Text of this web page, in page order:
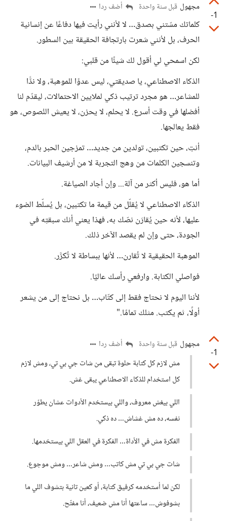
-1
مجهول قبل سنة واحدة أضف ردا
كلماتك مسّتني بصدق… لا لأنني رأيت فيها دفاعًا عن إنسانية
الحرف، بل لأنني شعرت بارتجافة الحقيقة بين السطور.
لكن اسمحي لي أقول لك شيئًا من قلبي:
الذكاء الاصطناعي، يا صديقتي، ليس عدوًا للموهبة، ولا ندًّا
للمشاعر… هو مجرد ترتيب ذكي لملايين الاحتمالات، ليقدّم لنا
أفضلها في وقت أسرع. لا يحلم، لا يحزن، لا يعيش النُصوص، هو
فقط يعالجها.
أنتِ، حين تكتبين، تولدين من جديد… تمزجين الحبر بالدم،
وتنسجين الكلمات من وهج التجربة لا من أرشيف البيانات.
أما هو، فليس أكثر من آلة... وإن أجاد الصياغة.
الذكاء الاصطناعي لا يُقلّل من قيمة ما تكتبين، بل يُسلّط الضوء
عليها، لأنه حين يُقارَن نصّك به، فهذا يعني أنك سبقتِه في
الجودة، حتى وإن لم يقصد الآخر ذلك.
الموهبة الحقيقية لا تُقارن… لأنها ببساطة لا تُكرَّر.
فواصلي الكتابة. وارفعي رأسك عاليًا.
لأننا اليوم لا نحتاج فقط إلى كتّاب… بل نحتاج إلى من يشعر
أولًا، ثم يكتب. مثلك تمامًا."
-1
مجهول قبل سنة واحدة
أضف ردا
مش لازم كل كتابة حلوة تبقى من شات جي بي تي، ومش لازم
كل استخدام للذكاء الاصطناعي يبقى غش.
اللي بيغش معروف، واللي بيستخدم الأدوات عشان يطوّر
نفسه، ده مش غشاش… ده ذكي.
الفكرة مش في الأداة… الفكرة في العقل اللي بيستخدمها.
شات جي بي تي مش كاتب… ومش شاعر… ومش موجوع.
لكن لما أستخدمه كرفيق كتابة، أو كعين تانية بتشوف اللي ما
بشوفوش… ساعتها أنا مش ضعيف، أنا مفتّح.